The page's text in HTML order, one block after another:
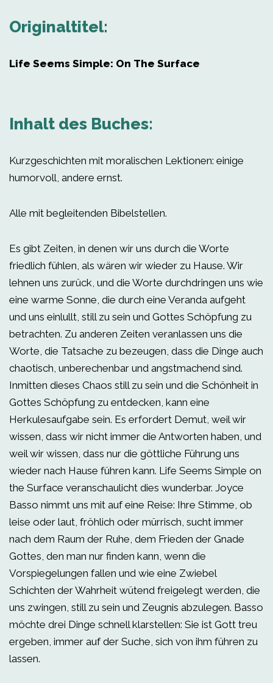
Originaltitel:
Life Seems Simple: On The Surface
Inhalt des Buches:
Kurzgeschichten mit moralischen Lektionen: einige
humorvoll, andere ernst.
Alle mit begleitenden Bibelstellen.
Es gibt Zeiten, in denen wir uns durch die Worte
friedlich fühlen, als wären wir wieder zu Hause. Wir
lehnen uns zurück, und die Worte durchdringen uns wie
eine warme Sonne, die durch eine Veranda aufgeht
und uns einlullt, still zu sein und Gottes Schöpfung zu
betrachten. Zu anderen Zeiten veranlassen uns die
Worte, die Tatsache zu bezeugen, dass die Dinge auch
chaotisch, unberechenbar und angstmachend sind.
Inmitten dieses Chaos still zu sein und die Schönheit in
Gottes Schöpfung zu entdecken, kann eine
Herkulesaufgabe sein. Es erfordert Demut, weil wir
wissen, dass wir nicht immer die Antworten haben, und
weil wir wissen, dass nur die göttliche Führung uns
wieder nach Hause führen kann. Life Seems Simple on
the Surface veranschaulicht dies wunderbar. Joyce
Basso nimmt uns mit auf eine Reise: Ihre Stimme, ob
leise oder laut, fröhlich oder mürrisch, sucht immer
nach dem Raum der Ruhe, dem Frieden der Gnade
Gottes, den man nur finden kann, wenn die
Vorspiegelungen fallen und wie eine Zwiebel
Schichten der Wahrheit wütend freigelegt werden, die
uns zwingen, still zu sein und Zeugnis abzulegen. Basso
möchte drei Dinge schnell klarstellen: Sie ist Gott treu
ergeben, immer auf der Suche, sich von ihm führen zu
lassen.